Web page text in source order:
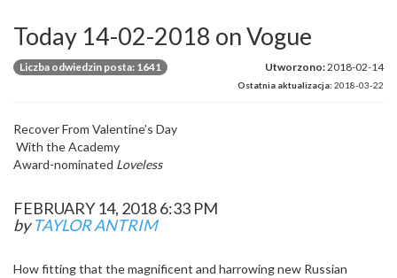
Today 14-02-2018 on Vogue
Utworzono:2018-02-14
Ostatnia aktualizacja: 2018-03-22
Liczba odwiedzin posta: 1641
Recover From Valentine’s Day
With the Academy
Award-nominated Loveless
FEBRUARY 14, 2018 6:33 PM
byTAYLOR ANTRIM
How fitting that the magnificent and harrowing new Russian